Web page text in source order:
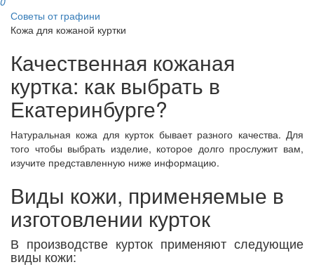
Советы от графини
Кожа для кожаной куртки
Качественная кожаная
куртка: как выбрать в
Екатеринбурге?
Натуральная кожа для курток бывает разного качества. Для
того чтобы выбрать изделие, которое долго прослужит вам,
изучите представленную ниже информацию.
Виды кожи, применяемые в
изготовлении курток
В производстве курток применяют следующие
виды кожи: